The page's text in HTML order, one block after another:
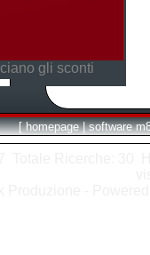
gli sconti
[ homepage | software